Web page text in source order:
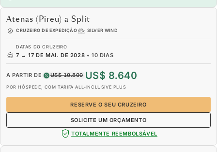
Atenas (Pireu) a Split
CRUZEIRO DE EXPEDIÇÃO SILVER WIND
DATAS DO CRUZEIRO
7 → 17 DE MAI. DE 2028 •10 DIAS
A PARTIR DE US$ 10.800 US$ 8.640
POR HÓSPEDE, COM TARIFA ALL-INCLUSIVE PLUS
RESERVE O SEU CRUZEIRO
SOLICITE UM ORÇAMENTO
TOTALMENTE REEMBOLSÁVEL